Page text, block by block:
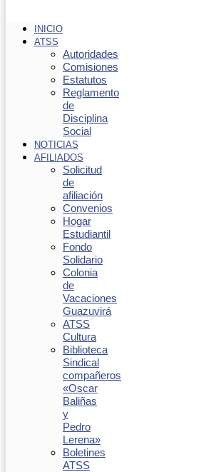
INICIO
ATSS
Autoridades
Comisiones
Estatutos
Reglamento
de
Disciplina
Social
NOTICIAS
AFILIADOS
Solicitud
de
afiliación
Convenios
Hogar
Estudiantil
Fondo
Solidario
Colonia
de
Vacaciones
Guazuvirá
ATSS
Cultura
Biblioteca
Sindical
compañeros
«Oscar
Baliñas
y
Pedro
Lerena»
Boletines
ATSS